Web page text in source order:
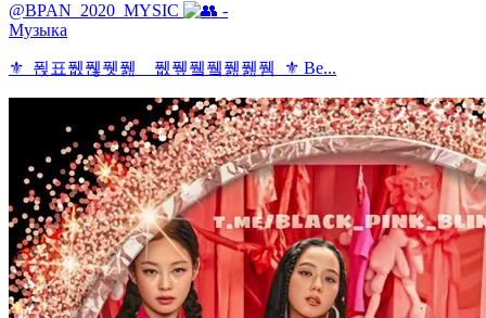
@BPAN_2020_MYSIC
-
Музыка
⚜️_푅표퓂풶퓃풾__퓂퓊퓈퓈풾풾퓀_⚜️ Ве...